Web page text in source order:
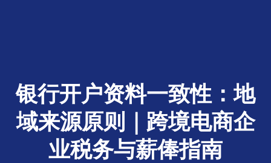
银行开户资料一致性：地
域来源原则｜跨境电商企
业税务与薪俸指南